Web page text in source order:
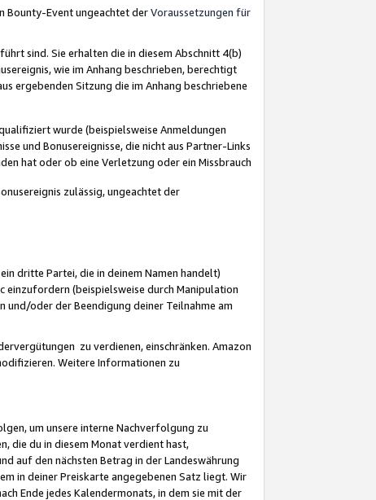
Bounty-Event ungeachtet derVoraussetzungen für
sind. Sie erhalten die in diesem Abschnitt 4(b)
wie im Anhang beschrieben, berechtigt
ergebenden Sitzung die im Anhang beschriebene
wurde (beispielsweise Anmeldungen
und Bonusereignisse, die nicht aus Partner-Links
hat oder ob eine Verletzung oder ein Missbrauch
zulässig, ungeachtet der
dritte Partei, die in deinem Namen handelt)
einzufordern (beispielsweise durch Manipulation
oder der Beendigung deiner Teilnahme am
zu verdienen, einschränken. Amazon
Weitere Informationen zu
um unsere interne Nachverfolgung zu
die du in diesem Monat verdient hast,
auf den nächsten Betrag in der Landeswährung
in deiner Preiskarte angegebenen Satz liegt. Wir
Ende jedes Kalendermonats, in dem sie mit der